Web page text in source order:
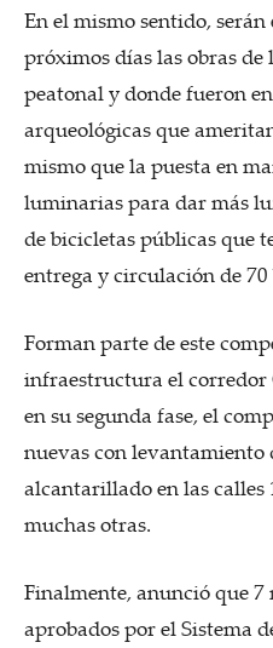
En el mismo sentido, serán
próximos días las obras de
peatonal y donde fueron
arqueológicas que
mismo que la puesta en
luminarias para dar más
de bicicletas públicas que
entrega y circulación de
Forman parte de este
infraestructura el corredor
en su segunda fase, el
nuevas con levantamiento
alcantarillado en las calles
muchas otras.
Finalmente, anunció que 7
aprobados por el Sistema